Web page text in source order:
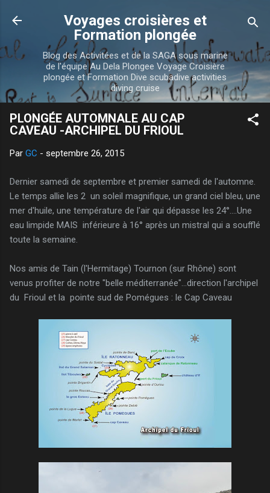
Accéder au contenu principal
Voyages croisières et
Formation plongée
Blog des Activitées et de la SAGA sous marine
de l'équipe Au Dela Plongee Voyage Croisière
plongée et Formation Dive scubadive activities
diving cruise
PLONGÉE AUTOMNALE AU CAP
CAVEAU -ARCHIPEL DU FRIOUL
Par GC - septembre 26, 2015
Dernier samedi de septembre et premier samedi de l'automne.
Le temps allie les 2 un soleil magnifique, un grand ciel bleu, une
mer d'huile, une température de l'air qui dépasse les 24°....Une
eau limpide MAIS inférieure à 16° après un mistral qui a soufflé
toute la semaine.
Nos amis de Tain (l'Hermitage) Tournon (sur Rhône) sont
venus profiter de notre "belle méditerranée"...direction l'archipel
du Frioul et la pointe sud de Pomégues : le Cap Caveau